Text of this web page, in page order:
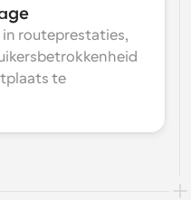
routeprestaties,
te